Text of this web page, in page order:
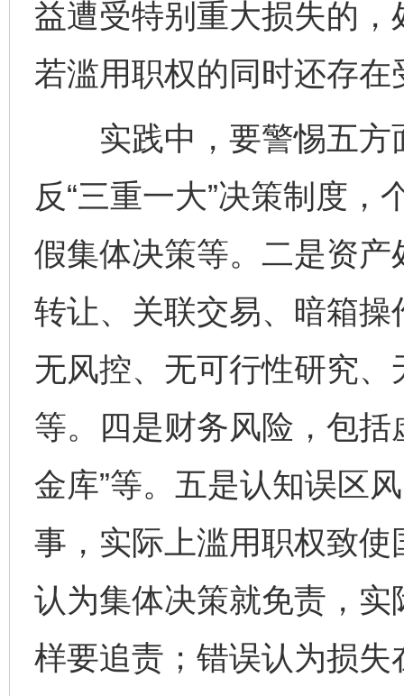
益遭受特别重大损失的
若滥用职权的同时还存
实践中，要警惕五方
反“三重一大”决策制度
假集体决策等。二是资
转让、关联交易、暗箱
无风控、无可行性研究
等。四是财务风险，包括
金库”等。五是认知误区
事，实际上滥用职权致
认为集体决策就免责，
样要追责；错误认为损